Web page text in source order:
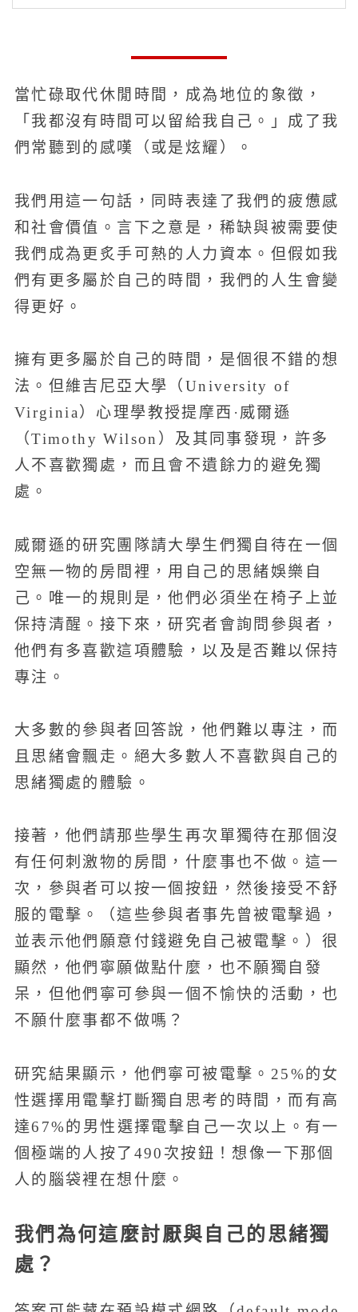
當忙碌取代休閒時間，成為地位的象徵，
「我都沒有時間可以留給我自己。」成了我
們常聽到的感嘆（或是炫耀）。
我們用這一句話，同時表達了我們的疲憊感
和社會價值。言下之意是，稀缺與被需要使
我們成為更炙手可熱的人力資本。但假如我
們有更多屬於自己的時間，我們的人生會變
得更好。
擁有更多屬於自己的時間，是個很不錯的想
法。但維吉尼亞大學（University of
Virginia）心理學教授提摩西·威爾遜
（Timothy Wilson）及其同事發現，許多
人不喜歡獨處，而且會不遺餘力的避免獨
處。
威爾遜的研究團隊請大學生們獨自待在一個
空無一物的房間裡，用自己的思緒娛樂自
己。唯一的規則是，他們必須坐在椅子上並
保持清醒。接下來，研究者會詢問參與者，
他們有多喜歡這項體驗，以及是否難以保持
專注。
大多數的參與者回答說，他們難以專注，而
且思緒會飄走。絕大多數人不喜歡與自己的
思緒獨處的體驗。
接著，他們請那些學生再次單獨待在那個沒
有任何刺激物的房間，什麼事也不做。這一
次，參與者可以按一個按鈕，然後接受不舒
服的電擊。（這些參與者事先曾被電擊過，
並表示他們願意付錢避免自己被電擊。）很
顯然，他們寧願做點什麼，也不願獨自發
呆，但他們寧可參與一個不愉快的活動，也
不願什麼事都不做嗎？
研究結果顯示，他們寧可被電擊。25%的女
性選擇用電擊打斷獨自思考的時間，而有高
達67%的男性選擇電擊自己一次以上。有一
個極端的人按了490次按鈕！想像一下那個
人的腦袋裡在想什麼。
我們為何這麼討厭與自己的思緒獨
處？